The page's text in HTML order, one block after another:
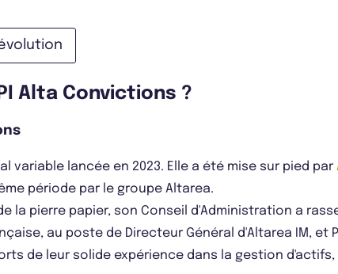
Alta Convictions ?
variable lancée en 2023. Elle a été mise sur pied par
période par le groupe Altarea.
la pierre papier, son Conseil d'Administration a
au poste de Directeur Général d'Altarea IM,
de leur solide expérience dans la gestion